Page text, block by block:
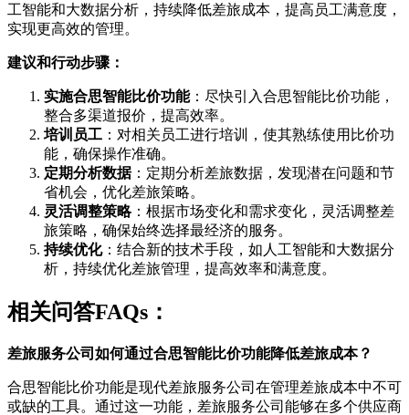
工智能和大数据分析，持续降低差旅成本，提高员工满意度，
实现更高效的管理。
建议和行动步骤：
实施合思智能比价功能：尽快引入合思智能比价功能，
整合多渠道报价，提高效率。
培训员工 ：对相关员工进行培训，使其熟练使用比价功
能，确保操作准确。
定期分析数据：定期分析差旅数据，发现潜在问题和节
省机会，优化差旅策略。
灵活调整策略：根据市场变化和需求变化，灵活调整差
旅策略，确保始终选择最经济的服务。
持续优化：结合新的技术手段，如人工智能和大数据分
析，持续优化差旅管理，提高效率和满意度。
相关问答FAQs：
差旅服务公司如何通过合思智能比价功能降低差旅成本？
合思智能比价功能是现代差旅服务公司在管理差旅成本中不可
或缺的工具。通过这一功能，差旅服务公司能够在多个供应商